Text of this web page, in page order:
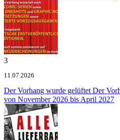
3
11.07.2026
Der Vorhang wurde gelüftet Der
von November 2026 bis April 2027